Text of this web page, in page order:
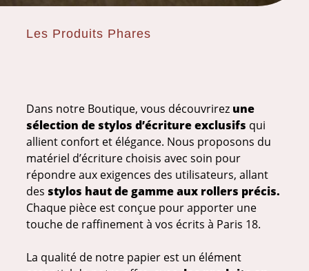
Les Produits Phares
Dans notre Boutique, vous découvrirez une
sélection de stylos d’écriture exclusifs qui
allient confort et élégance. Nous proposons du
matériel d’écriture choisis avec soin pour
répondre aux exigences des utilisateurs, allant
des stylos haut de gamme aux rollers précis.
Chaque pièce est conçue pour apporter une
touche de raffinement à vos écrits à Paris 18.
La qualité de notre papier est un élément